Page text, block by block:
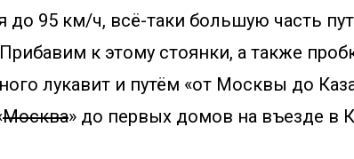
до 95 км/ч, всё-таки большую часть
к этому стоянки, а также
лукавит и путём «от Москвы до
Москва» до первых домов на въезде в